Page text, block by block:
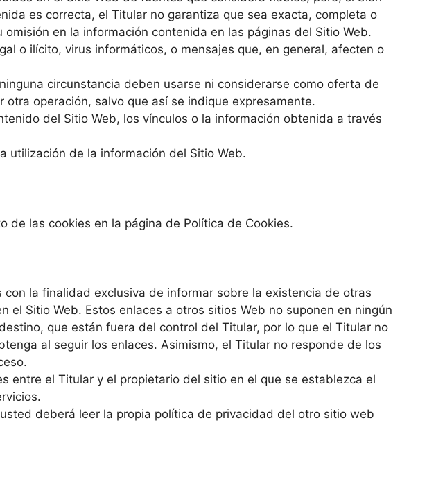
es correcta, el Titular no garantiza que sea exacta, completa o
en la información contenida en las páginas del Sitio Web.
o ilícito, virus informáticos, o mensajes que, en general, afecten o
circunstancia deben usarse ni considerarse como oferta de
operación, salvo que así se indique expresamente.
del Sitio Web, los vínculos o la información obtenida a través
utilización de la información del Sitio Web.
las cookies en la página de Política de Cookies.
la finalidad exclusiva de informar sobre la existencia de otras
Sitio Web. Estos enlaces a otros sitios Web no suponen en ningún
que están fuera del control del Titular, por lo que el Titular no
al seguir los enlaces. Asimismo, el Titular no responde de los
entre el Titular y el propietario del sitio en el que se establezca el
deberá leer la propia política de privacidad del otro sitio web